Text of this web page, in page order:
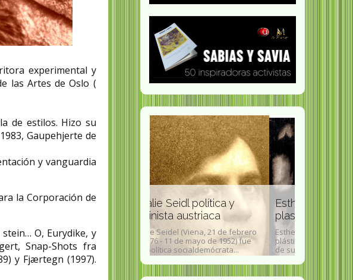
experimental y
las Artes de Oslo (
de estilos. Hizo su
Gaupehjerte de
y vanguardia
la Corporación de
O, Eurydike, y
Snap-Shots fra
y Fjærtegn (1997).
Amalie Seidl política y
Amalie Seidel (Viena, 21 de febrero
de 1876 - 11 de mayo de 1952) fue
una política socialdemócrata...
Esther Ortego artista
plastica
Esther Ortego (1934-2012) artista
plástica que desarrolló gran parte
de su obra en la segunda...